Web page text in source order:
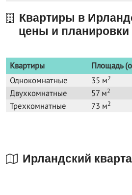
Квартиры в
цены и планировки
Квартиры Площадь
Однокомнатные
35 м2
Двухкомнатные 57 м2
Трехкомнатные 73 м2
Ирландский